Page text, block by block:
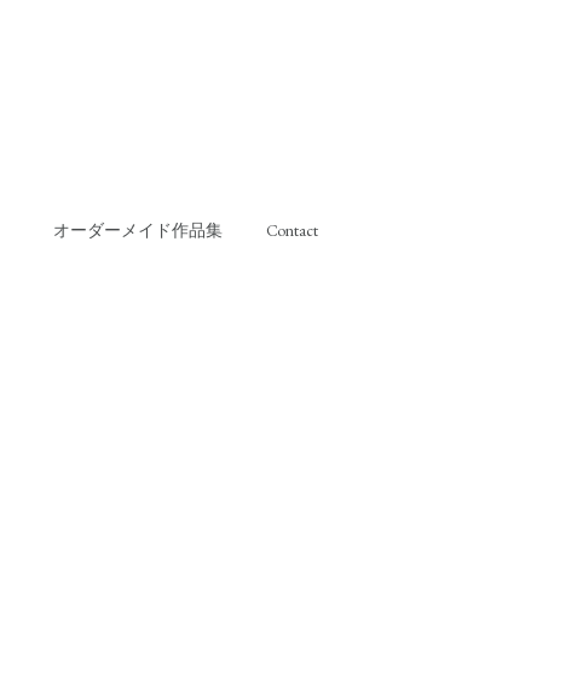
オーダーメイド作品集 Contact